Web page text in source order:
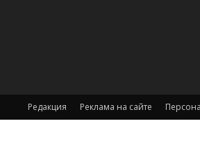
Редакция Реклама на сайте